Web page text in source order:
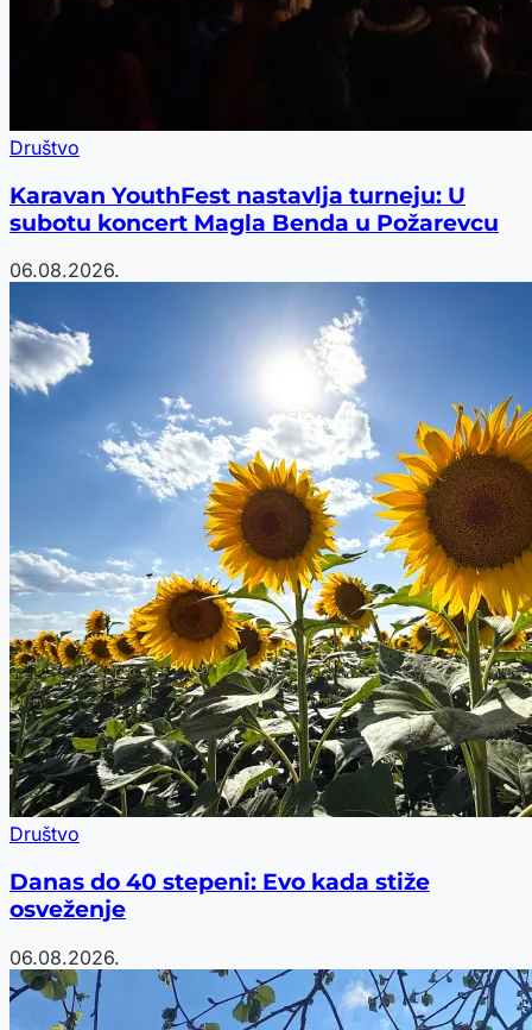
Društvo
Karavan YouthFest nastavlja turneju: U
subotu koncert Magla Benda u Požarevcu
06.08.2026.
Društvo
Danas do 40 stepeni: Evo kada stiže
osveženje
06.08.2026.